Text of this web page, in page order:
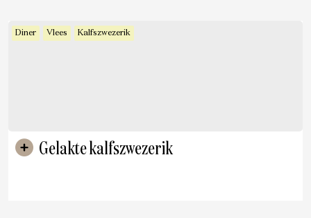
Diner Vlees Kalfszwezerik
Gelakte kalfszwezerik